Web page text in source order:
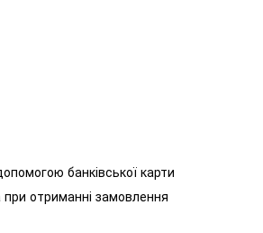
банківської карти
отриманні замовлення